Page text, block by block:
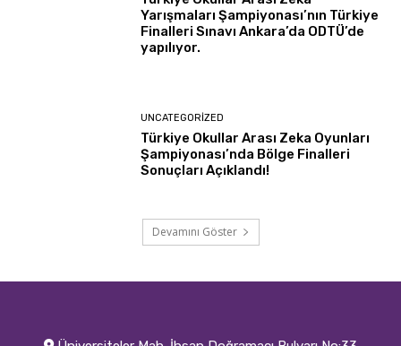
Yarışmaları Şampiyonası’nın Türkiye
Finalleri Sınavı Ankara’da ODTÜ’de
yapılıyor.
UNCATEGORIZED
Türkiye Okullar Arası Zeka Oyunları
Şampiyonası’nda Bölge Finalleri
Sonuçları Açıklandı!
Devamını Göster